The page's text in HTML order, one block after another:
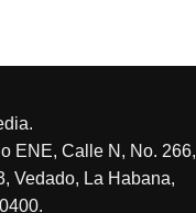
ENE, Calle N, No. 266,
Vedado, La Habana,